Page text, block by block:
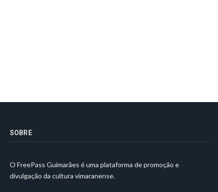
SOBRE
O FreePass Guimarães é uma plataforma de promoção e
divulgação da cultura vimaranense.